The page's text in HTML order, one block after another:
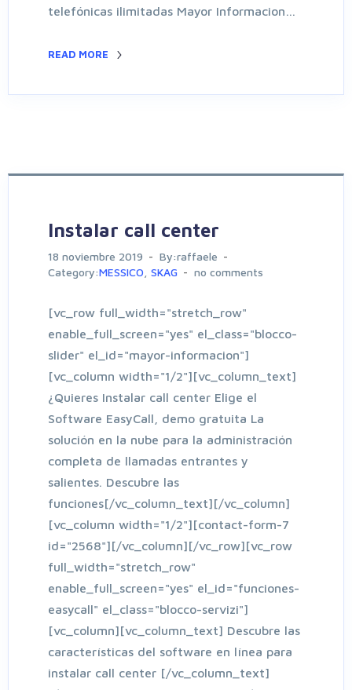
telefónicas ilimitadas Mayor Informacion…
READ MORE
Instalar call center
18 noviembre 2019
By:raffaele
Category:MESSICO SKAG no comments
[vc_row full_width="stretch_row"
enable_full_screen="yes" el_class="blocco-
slider" el_id="mayor-informacion"]
[vc_column width="1/2"][vc_column_text]
¿Quieres Instalar call center Elige el
Software EasyCall, demo gratuita La
solución en la nube para la administración
completa de llamadas entrantes y
salientes. Descubre las
funciones[/vc_column_text][/vc_column]
[vc_column width="1/2"][contact-form-7
id="2568"][/vc_column][/vc_row][vc_row
full_width="stretch_row"
enable_full_screen="yes" el_id="funciones-
easycall" el_class="blocco-servizi"]
[vc_column][vc_column_text] Descubre las
características del software en línea para
instalar call center [/vc_column_text]